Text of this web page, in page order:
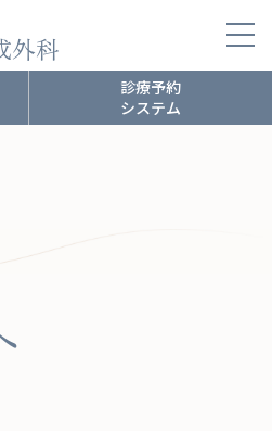
外科
診療予約
システム